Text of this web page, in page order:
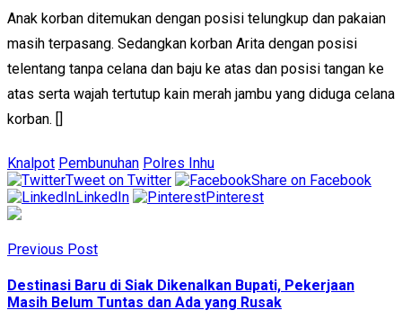
Anak korban ditemukan dengan posisi telungkup dan pakaian
masih terpasang. Sedangkan korban Arita dengan posisi
telentang tanpa celana dan baju ke atas dan posisi tangan ke
atas serta wajah tertutup kain merah jambu yang diduga celana
korban. []
Knalpot Pembunuhan Polres Inhu
Tweet on Twitter
Share on Facebook
LinkedIn
Pinterest
Previous Post
Destinasi Baru di Siak Dikenalkan Bupati, Pekerjaan
Masih Belum Tuntas dan Ada yang Rusak